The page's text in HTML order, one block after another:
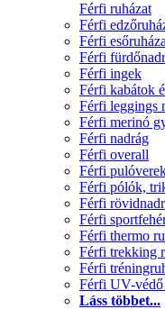
Férfi ruházat
Férfi
Férfi
Férfi
Férfi ingek
Férfi kabátok
Férfi leggings
Férfi merinó
Férfi nadrág
Férfi overall
Férfi
Férfi pólók,
Férfi
Férfi
Férfi thermo
Férfi trekking
Férfi
Férfi UV-
Láss többet...